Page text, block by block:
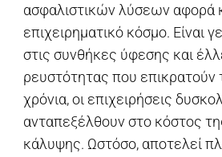
ασφαλιστικών λύσεων αφορά
επιχειρηματικό κόσμο. Είναι
στις συνθήκες ύφεσης και
ρευστότητας που επικρατούν
χρόνια, οι επιχειρήσεις
ανταπεξέλθουν στο κόστος
κάλυψης. Ωστόσο, αποτελεί